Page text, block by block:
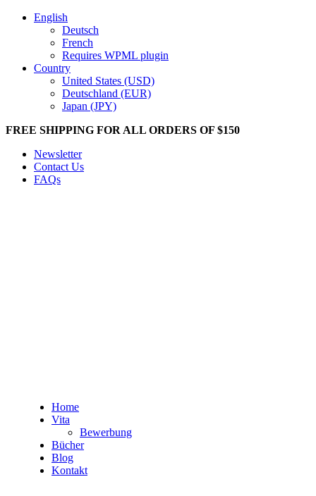
English
Deutsch
French
Requires WPML plugin
Country
United States (USD)
Deutschland (EUR)
Japan (JPY)
FREE SHIPPING FOR ALL ORDERS OF $150
Newsletter
Contact Us
FAQs
Home
Vita
Bewerbung
Bücher
Blog
Kontakt